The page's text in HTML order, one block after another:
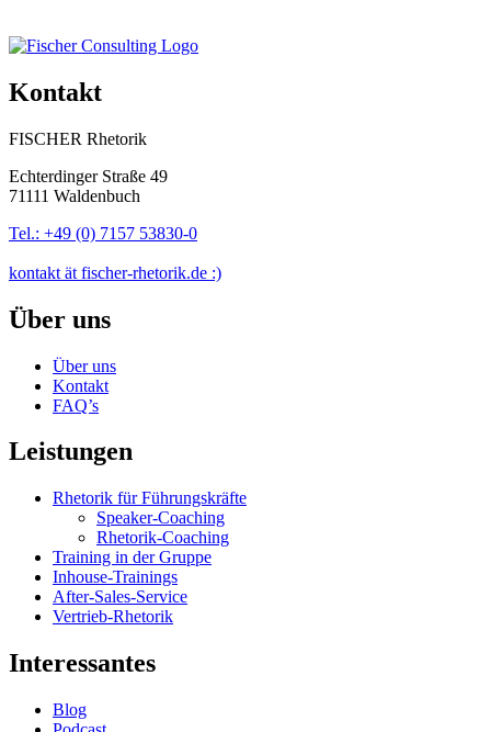
Kontakt
FISCHER Rhetorik
Echterdinger Straße 49
71111 Waldenbuch
Tel.: +49 (0) 7157 53830-0
kontakt ät fischer-rhetorik.de :)
Über uns
Über uns
Kontakt
FAQ’s
Leistungen
Rhetorik für Führungskräfte
Speaker-Coaching
Rhetorik-Coaching
Training in der Gruppe
Inhouse-Trainings
After-Sales-Service
Vertrieb-Rhetorik
Interessantes
Blog